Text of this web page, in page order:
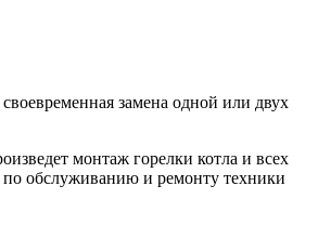
замена одной или двух
монтаж горелки котла и всех
обслуживанию и ремонту техники